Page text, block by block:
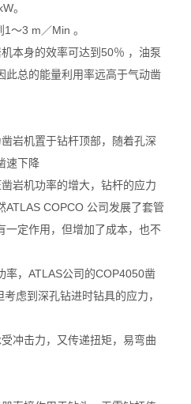
。
1～3 m／Min 。
本身的效率可达到50％ ，油泵
此总的能量利用率远高于气动凿
岩机置于钻杆顶部，随着孔深
速下降
岩机功率的增大，钻杆的应力
ATLAS COPCO 公司发展了套管
一定作用，但增加了成本，也不
率，ATLAS公司的COP4050凿
虑到深孔钻进时钻具的应力，
冲击力，又传递扭矩，易弯曲